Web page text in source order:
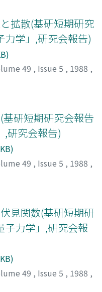
拡散(基研短期研究
力学」,研究会報告)
49 , Issue 5 , 1988 ,
研短期研究会報告
,研究会報告)
49 , Issue 5 , 1988 ,
見関数(基研短期研
子力学」,研究会報
49 , Issue 5 , 1988 ,